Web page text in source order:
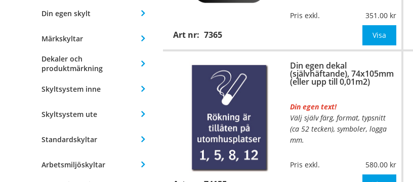
Din egen skylt
Märkskyltar
Dekaler och
produktmärkning
Skyltsystem inne
Skyltsystem ute
Standardskyltar
Arbetsmiljöskyltar
Art nr: 7365
Pris exkl. 351.00
Visa
Din egen dekal
(självhäftande), 74x105mm
(eller upp till 0,01m2)
Din egen text!
Välj själv färg, format, typsnitt
(ca 52 tecken), symboler, logga
mm.
Material:
Självhäftande folie
74x105mm (eller annat
Pris exkl. 580.00